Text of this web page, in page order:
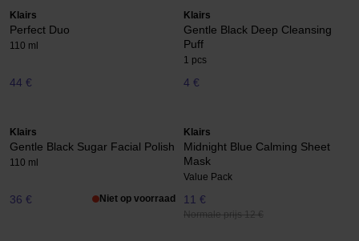
Klairs
Perfect Duo
110 ml
44 €
Klairs
Gentle Black Deep Cleansing
Puff
1 pcs
4 €
Klairs
Gentle Black Sugar Facial Polish
110 ml
36 € Niet op voorraad
Klairs
Midnight Blue Calming Sheet
Mask
Value Pack
11 €
Normale prijs 12 €